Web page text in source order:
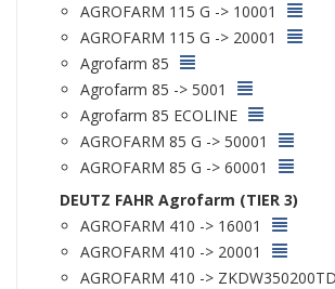
AGROFARM 115 G -> 10001
AGROFARM 115 G -> 20001
Agrofarm 85
Agrofarm 85 -> 5001
Agrofarm 85 ECOLINE
AGROFARM 85 G -> 50001
AGROFARM 85 G -> 60001
DEUTZ FAHR Agrofarm (TIER 3)
AGROFARM 410 -> 16001
AGROFARM 410 -> 20001
AGROFARM 410 ->